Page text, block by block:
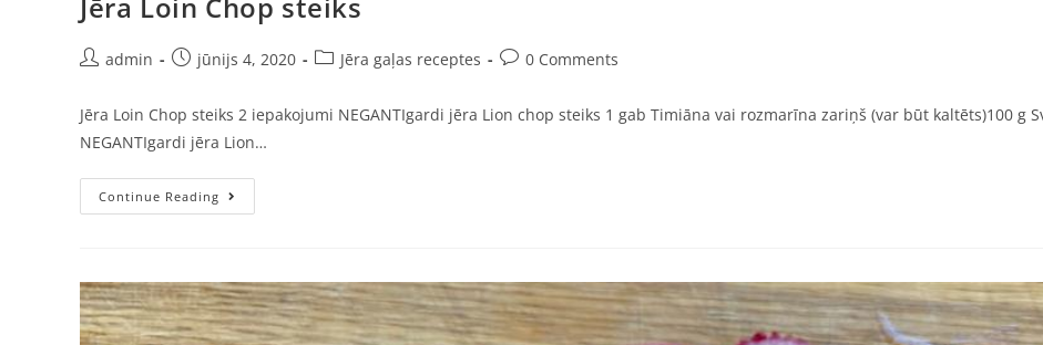
admin jūnijs 4, 2020 Jēra gaļas receptes 0 Comments
Jēra Loin Chop steiks 2 iepakojumi NEGANTIgardi jēra Lion chop steiks 1 gab Timiāna vai rozmarīna zariņš (var būt kaltēts)100 g
NEGANTIgardi jēra Lion…
Continue Reading